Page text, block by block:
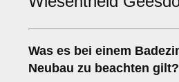
Was es bei einem
Neubau zu beachten gilt?